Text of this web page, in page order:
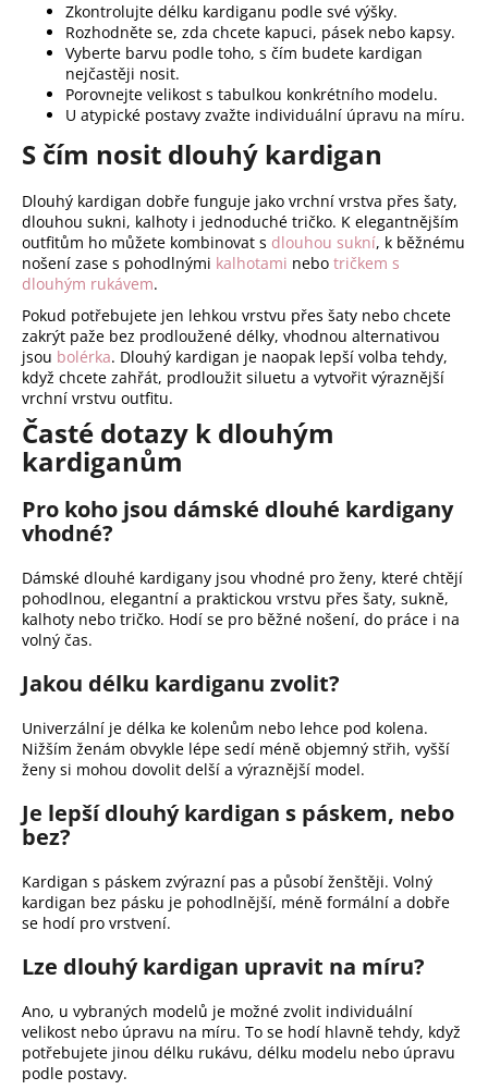
Zkontrolujte délku kardiganu podle své výšky.
Rozhodněte se, zda chcete kapuci, pásek nebo kapsy.
Vyberte barvu podle toho, s čím budete kardigan
nejčastěji nosit.
Porovnejte velikost s tabulkou konkrétního modelu.
U atypické postavy zvažte individuální úpravu na míru.
S čím nosit dlouhý kardigan
Dlouhý kardigan dobře funguje jako vrchní vrstva přes šaty,
dlouhou sukni, kalhoty i jednoduché tričko. K elegantnějším
outfitům ho můžete kombinovat s dlouhou sukní, k běžnému
nošení zase s pohodlnými kalhotami nebo tričkem s
dlouhým rukávem.
Pokud potřebujete jen lehkou vrstvu přes šaty nebo chcete
zakrýt paže bez prodloužené délky, vhodnou alternativou
jsou bolérka. Dlouhý kardigan je naopak lepší volba tehdy,
když chcete zahřát, prodloužit siluetu a vytvořit výraznější
vrchní vrstvu outfitu.
Časté dotazy k dlouhým
kardiganům
Pro koho jsou dámské dlouhé kardigany
vhodné?
Dámské dlouhé kardigany jsou vhodné pro ženy, které chtějí
pohodlnou, elegantní a praktickou vrstvu přes šaty, sukně,
kalhoty nebo tričko. Hodí se pro běžné nošení, do práce i na
volný čas.
Jakou délku kardiganu zvolit?
Univerzální je délka ke kolenům nebo lehce pod kolena.
Nižším ženám obvykle lépe sedí méně objemný střih, vyšší
ženy si mohou dovolit delší a výraznější model.
Je lepší dlouhý kardigan s páskem, nebo
bez?
Kardigan s páskem zvýrazní pas a působí ženštěji. Volný
kardigan bez pásku je pohodlnější, méně formální a dobře
se hodí pro vrstvení.
Lze dlouhý kardigan upravit na míru?
Ano, u vybraných modelů je možné zvolit individuální
velikost nebo úpravu na míru. To se hodí hlavně tehdy, když
potřebujete jinou délku rukávu, délku modelu nebo úpravu
podle postavy.